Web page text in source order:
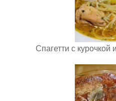
Спагетти с